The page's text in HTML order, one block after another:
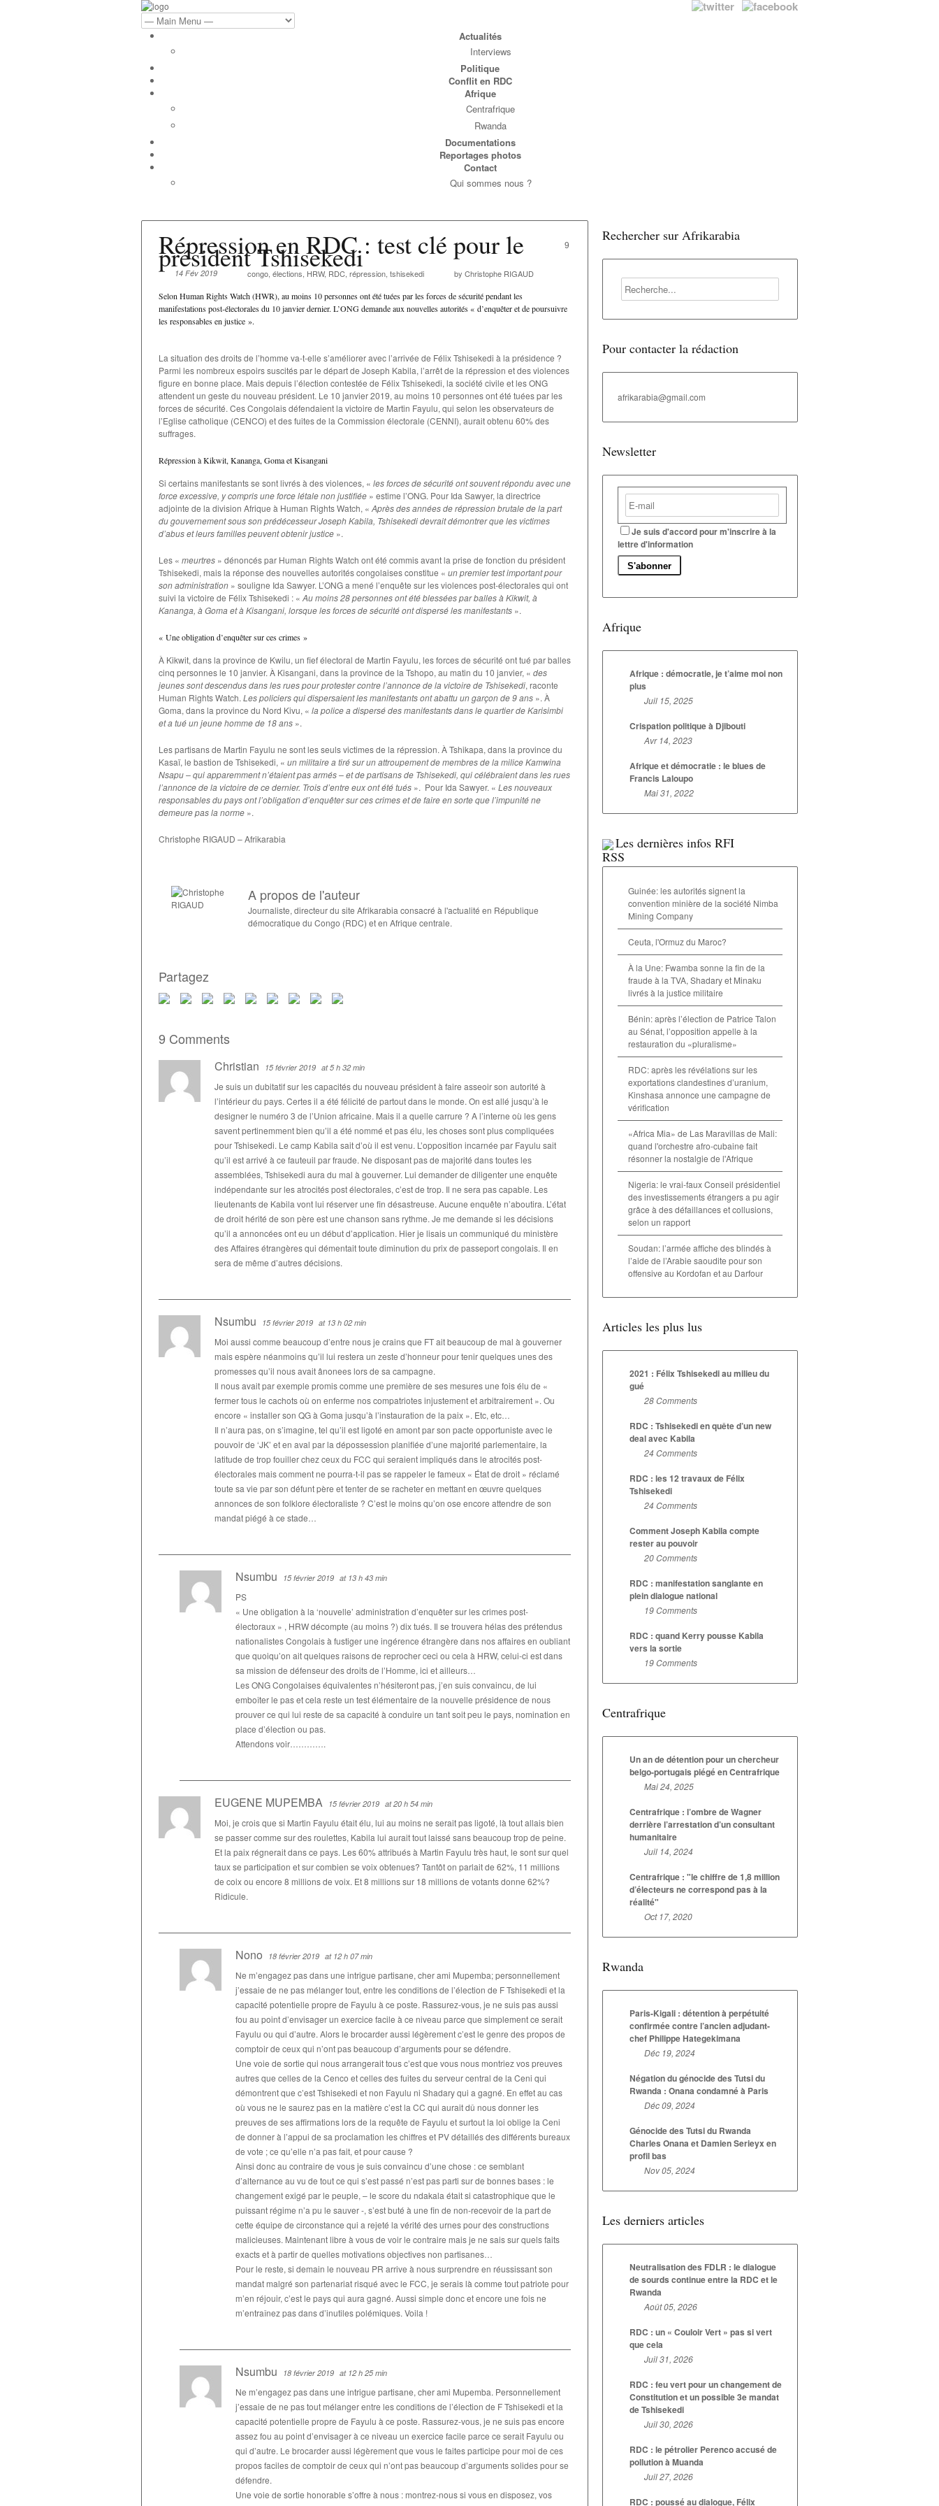
Actualités
Interviews
Politique
Conflit en RDC
Afrique
Centrafrique
Rwanda
Documentations
Reportages photos
Contact
Qui sommes nous ?
Répression en RDC : test clé pour le
président Tshisekedi 9
14 Fév 2019 congo élections HRW, RDC répression tshisekedi
by Christophe RIGAUD
Selon Human Rights Watch (HWR), au moins 10 personnes ont été tuées par les forces de sécurité pendant les
manifestations post-électorales du 10 janvier dernier. L’ONG demande aux nouvelles autorités « d’enquêter et de poursuivre
les responsables en justice ».
La situation des droits de l’homme va-t-elle s’améliorer avec l’arrivée de Félix Tshisekedi à la présidence ?
Parmi les nombreux espoirs suscités par le départ de Joseph Kabila, l’arrêt de la répression et des violences
figure en bonne place. Mais depuis l’élection contestée de Félix Tshisekedi, la société civile et les ONG
attendent un geste du nouveau président. Le 10 janvier 2019, au moins 10 personnes ont été tuées par les
forces de sécurité. Ces Congolais défendaient la victoire de Martin Fayulu, qui selon les observateurs de
l’Eglise catholique (CENCO) et des fuites de la Commission électorale (CENNI), aurait obtenu 60% des
suffrages.
Répression à Kikwit, Kananga, Goma et Kisangani
Si certains manifestants se sont livrés à des violences, « les forces de sécurité ont souvent répondu avec une
force excessive, y compris une force létale non justifiée » estime l’ONG. Pour Ida Sawyer, la directrice
adjointe de la division Afrique à Human Rights Watch, « Après des années de répression brutale de la part
du gouvernement sous son prédécesseur Joseph Kabila, Tshisekedi devrait démontrer que les victimes
d’abus et leurs familles peuvent obtenir justice ».
Les « meurtres » dénoncés par Human Rights Watch ont été commis avant la prise de fonction du président
Tshisekedi, mais la réponse des nouvelles autorités congolaises constitue « un premier test important pour
son administration » souligne Ida Sawyer. L’ONG a mené l’enquête sur les violences post-électorales qui ont
suivi la victoire de Félix Tshisekedi : « Au moins 28 personnes ont été blessées par balles à Kikwit, à
Kananga, à Goma et à Kisangani, lorsque les forces de sécurité ont dispersé les manifestants ».
« Une obligation d’enquêter sur ces crimes »
À Kikwit, dans la province de Kwilu, un fief électoral de Martin Fayulu, les forces de sécurité ont tué par balles
cinq personnes le 10 janvier. À Kisangani, dans la province de la Tshopo, au matin du 10 janvier, « des
jeunes sont descendus dans les rues pour protester contre l’annonce de la victoire de Tshisekedi, raconte
Human Rights Watch. Les policiers qui dispersaient les manifestants ont abattu un garçon de 9 ans ». À
Goma, dans la province du Nord Kivu, « la police a dispersé des manifestants dans le quartier de Karisimbi
et a tué un jeune homme de 18 ans ».
Les partisans de Martin Fayulu ne sont les seuls victimes de la répression. À Tshikapa, dans la province du
Kasaï, le bastion de Tshisekedi, « un militaire a tiré sur un attroupement de membres de la milice Kamwina
Nsapu – qui apparemment n’étaient pas armés – et de partisans de Tshisekedi, qui célébraient dans les rues
l’annonce de la victoire de ce dernier. Trois d’entre eux ont été tués ». Pour Ida Sawyer. « Les nouveaux
responsables du pays ont l’obligation d’enquêter sur ces crimes et de faire en sorte que l’impunité ne
demeure pas la norme ».
Christophe RIGAUD – Afrikarabia
A propos de l'auteur
Journaliste, directeur du site Afrikarabia consacré à l'actualité en République
démocratique du Congo (RDC) et en Afrique centrale.
Partagez
9 Comments
Christian 15 février 2019 at 5 h 32 min
Je suis un dubitatif sur les capacités du nouveau président à faire asseoir son autorité à
l’intérieur du pays. Certes il a été félicité de partout dans le monde. On est allé jusqu’à le
designer le numéro 3 de l’Union africaine. Mais il a quelle carrure ? A l’interne où les gens
savent pertinemment bien qu’il a été nommé et pas élu, les choses sont plus compliquées
pour Tshisekedi. Le camp Kabila sait d’où il est venu. L’opposition incarnée par Fayulu sait
qu’il est arrivé à ce fauteuil par fraude. Ne disposant pas de majorité dans toutes les
assemblées, Tshisekedi aura du mal à gouverner. Lui demander de diligenter une enquête
indépendante sur les atrocités post électorales, c’est de trop. Il ne sera pas capable. Les
lieutenants de Kabila vont lui réserver une fin désastreuse. Aucune enquête n’aboutira. L’état
de droit hérité de son père est une chanson sans rythme. Je me demande si les décisions
qu’il a annoncées ont eu un début d’application. Hier je lisais un communiqué du ministère
des Affaires étrangères qui démentait toute diminution du prix de passeport congolais. Il en
sera de même d’autres décisions.
Nsumbu 15 février 2019 at 13 h 02 min
Moi aussi comme beaucoup d’entre nous je crains que FT ait beaucoup de mal à gouverner
mais espère néanmoins qu’il lui restera un zeste d’honneur pour tenir quelques unes des
promesses qu’il nous avait ânonees lors de sa campagne.
Il nous avait par exemple promis comme une première de ses mesures une fois élu de «
fermer tous le cachots où on enferme nos compatriotes injustement et arbitrairement ». Ou
encore « installer son QG à Goma jusqu’à l’instauration de la paix ». Etc, etc…
Il n’aura pas, on s’imagine, tel qu’il est ligoté en amont par son pacte opportuniste avec le
pouvoir de ‘JK’ et en aval par la dépossession planifiée d’une majorité parlementaire, la
latitude de trop fouiller chez ceux du FCC qui seraient impliqués dans le atrocités post-
électorales mais comment ne pourra-t-il pas se rappeler le fameux « État de droit » réclamé
toute sa vie par son défunt père et tenter de se racheter en mettant en œuvre quelques
annonces de son folklore électoraliste ? C’est le moins qu’on ose encore attendre de son
mandat piégé à ce stade…
Nsumbu 15 février 2019 at 13 h 43 min
PS
« Une obligation à la ‘nouvelle’ administration d’enquêter sur les crimes post-
électoraux » , HRW décompte (au moins ?) dix tués. Il se trouvera hélas des prétendus
nationalistes Congolais à fustiger une ingérence étrangère dans nos affaires en oubliant
que quoiqu’on ait quelques raisons de reprocher ceci ou cela à HRW, celui-ci est dans
sa mission de défenseur des droits de l’Homme, ici et ailleurs…
Les ONG Congolaises équivalentes n’hésiteront pas, j’en suis convaincu, de lui
emboîter le pas et cela reste un test élémentaire de la nouvelle présidence de nous
prouver ce qui lui reste de sa capacité à conduire un tant soit peu le pays, nomination en
place d’élection ou pas.
Attendons voir………….
EUGENE MUPEMBA 15 février 2019 at 20 h 54 min
Moi, je crois que si Martin Fayulu était élu, lui au moins ne serait pas ligoté, là tout allais bien
se passer comme sur des roulettes, Kabila lui aurait tout laissé sans beaucoup trop de peine.
Et la paix régnerait dans ce pays. Les 60% attribués à Martin Fayulu très haut, le sont sur quel
taux se participation et sur combien se voix obtenues? Tantôt on parlait de 62%, 11 millions
de coix ou encore 8 millions de voix. Et 8 millions sur 18 millions de votants donne 62%?
Ridicule.
Nono 18 février 2019 at 12 h 07 min
Ne m’engagez pas dans une intrigue partisane, cher ami Mupemba; personnellement
j’essaie de ne pas mélanger tout, entre les conditions de l’élection de F Tshisekedi et la
capacité potentielle propre de Fayulu à ce poste. Rassurez-vous, je ne suis pas aussi
fou au point d’envisager un exercice facile à ce niveau parce que simplement ce serait
Fayulu ou qui d’autre. Alors le brocarder aussi légèrement c’est le genre des propos de
comptoir de ceux qui n’ont pas beaucoup d’arguments pour se défendre.
Une voie de sortie qui nous arrangerait tous c’est que vous nous montriez vos preuves
autres que celles de la Cenco et celles des fuites du serveur central de la Ceni qui
démontrent que c’est Tshisekedi et non Fayulu ni Shadary qui a gagné. En effet au cas
où vous ne le saurez pas en la matière c’est la CC qui aurait dû nous donner les
preuves de ses affirmations lors de la requête de Fayulu et surtout la loi oblige la Ceni
de donner à l’appui de sa proclamation les chiffres et PV détaillés des différents bureaux
de vote ; ce qu’elle n’a pas fait, et pour cause ?
Ainsi donc au contraire de vous je suis convaincu d’une chose : ce semblant
d’alternance au vu de tout ce qui s’est passé n’est pas parti sur de bonnes bases : le
changement exigé par le peuple, – le score du ndakala était si catastrophique que le
puissant régime n’a pu le sauver -, s’est buté à une fin de non-recevoir de la part de
cette équipe de circonstance qui a rejeté la vérité des urnes pour des constructions
malicieuses. Maintenant libre à vous de voir le contraire mais je ne sais sur quels faits
exacts et à partir de quelles motivations objectives non partisanes…
Pour le reste, si demain le nouveau PR arrive à nous surprendre en réussissant son
mandat malgré son partenariat risqué avec le FCC, je serais là comme tout patriote pour
m’en réjouir, c’est le pays qui aura gagné. Aussi simple donc et encore une fois ne
m’entraînez pas dans d’inutiles polémiques. Voila !
Nsumbu 18 février 2019 at 12 h 25 min
Ne m’engagez pas dans une intrigue partisane, cher ami Mupemba. Personnellement
j’essaie de ne pas tout mélanger entre les conditions de l’élection de F Tshisekedi et la
capacité potentielle propre de Fayulu à ce poste. Rassurez-vous, je ne suis pas encore
assez fou au point d’envisager à ce niveau un exercice facile parce ce serait Fayulu ou
qui d’autre. Le brocarder aussi légèrement que vous le faites participe pour moi de ces
propos faciles de comptoir de ceux qui n’ont pas beaucoup d’arguments solides pour se
défendre.
Une voie de sortie honorable s’offre à nous : montrez-nous si vous en disposez, vos
Rechercher sur Afrikarabia
Pour contacter la rédaction
afrikarabia@gmail.com
Newsletter
Je suis d'accord pour m'inscrire à la
lettre d'information
Afrique
Afrique : démocratie, je t’aime moi non
plus
Juil 15, 2025
Crispation politique à Djibouti
Avr 14, 2023
Afrique et démocratie : le blues de
Francis Laloupo
Mai 31, 2022
Les dernières infos RFI
Guinée: les autorités signent la
convention minière de la société Nimba
Mining Company
Ceuta, l'Ormuz du Maroc?
À la Une: Fwamba sonne la fin de la
fraude à la TVA, Shadary et Minaku
livrés à la justice militaire
Bénin: après l’élection de Patrice Talon
au Sénat, l’opposition appelle à la
restauration du «pluralisme»
RDC: après les révélations sur les
exportations clandestines d’uranium,
Kinshasa annonce une campagne de
vérification
«Africa Mia» de Las Maravillas de Mali:
quand l'orchestre afro-cubaine fait
résonner la nostalgie de l'Afrique
Nigeria: le vrai-faux Conseil présidentiel
des investissements étrangers a pu agir
grâce à des défaillances et collusions,
selon un rapport
Soudan: l’armée affiche des blindés à
l’aide de l’Arabie saoudite pour son
offensive au Kordofan et au Darfour
Articles les plus lus
2021 : Félix Tshisekedi au milieu du
gué
28 Comments
RDC : Tshisekedi en quête d’un new
deal avec Kabila
24 Comments
RDC : les 12 travaux de Félix
Tshisekedi
24 Comments
Comment Joseph Kabila compte
rester au pouvoir
20 Comments
RDC : manifestation sanglante en
plein dialogue national
19 Comments
RDC : quand Kerry pousse Kabila
vers la sortie
19 Comments
Centrafrique
Un an de détention pour un chercheur
belgo-portugais piégé en Centrafrique
Mai 24, 2025
Centrafrique : l’ombre de Wagner
derrière l’arrestation d’un consultant
humanitaire
Juil 14, 2024
Centrafrique : "le chiffre de 1,8 million
d’électeurs ne correspond pas à la
réalité"
Oct 17, 2020
Rwanda
Paris-Kigali : détention à perpétuité
confirmée contre l’ancien adjudant-
chef Philippe Hategekimana
Déc 19, 2024
Négation du génocide des Tutsi du
Rwanda : Onana condamné à Paris
Déc 09, 2024
Génocide des Tutsi du Rwanda
Charles Onana et Damien Serieyx en
profil bas
Nov 05, 2024
Les derniers articles
Neutralisation des FDLR : le dialogue
de sourds continue entre la RDC et le
Rwanda
Août 05, 2026
RDC : un « Couloir Vert » pas si vert
que cela
Juil 31, 2026
RDC : feu vert pour un changement de
Constitution et un possible 3e mandat
de Tshisekedi
Juil 30, 2026
RDC : le pétrolier Perenco accusé de
pollution à Muanda
Juil 27, 2026
RDC : poussé au dialogue, Félix